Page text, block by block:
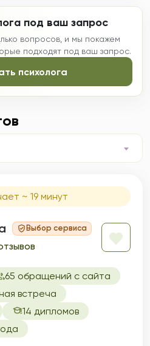
под ваш запрос
вопросов, и мы покажем
подходят под ваш запрос.
психолога
~ 19 минут
Выбор сервиса
65 обращений с сайта
встреча
14 дипломов